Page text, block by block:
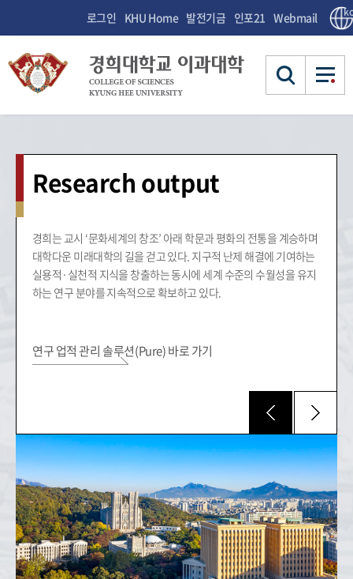
로그인 KHU Home 발전기금 인포21 Webmail
대학소개
대학
소개
교육목적 체계도
학장 인사말
공 소개
교육목표
는 길
교육과정
교육과
교육과정 종합안내
학사안내
학사안
내
교육지원 시설
공지사항
공지
사항
News &
Event
학사
장학
대학원
연구/세미
나
공모/대회
교육/연수
수상
대학소개
학장 인사말
학과 및 융합전공 소개
교수 소개
이과대학 연혁
찾아오시는 길
교육과정
교육과정 종합안내
학과시행세칙
졸업능력 인증제도
학사안내
학생활동
공지사항
장학
대학원
취업/창업
연구/세미나
공모/대회
교육/연수
수상
Focus
Research output
경희는 교시 ‘문화세계의 창조’ 아래 학문과 평화의 전통을 계승하며
대학다운 미래대학의 길을 걷고 있다. 지구적 난제 해결에 기여하는
실용적·실천적 지식을 창출하는 동시에 세계 수준의 수월성을 유지
하는 연구 분야를 지속적으로 확보하고 있다.
연구 업적 관리 솔루션(Pure) 바로 가기